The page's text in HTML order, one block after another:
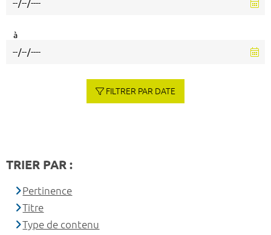
à
FILTRER PAR DATE
TRIER PAR :
Pertinence
Titre
Type de contenu